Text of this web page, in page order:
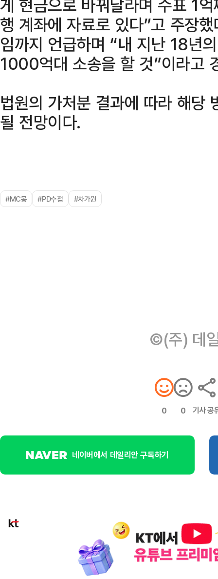
게 현금으로 바꿔달라며 수표 1
행 계좌에 자료로 있다”고 주장
임까지 언급하며 “내 지난 18년
1000억대 소송을 할 것”이라고
법원의 가처분 결과에 따라 해당
될 전망이다.
#MC몽 #PD수첩 #차가원
©(주) 데
0 0 기사 공
네이버에서 데일리안 구독하기